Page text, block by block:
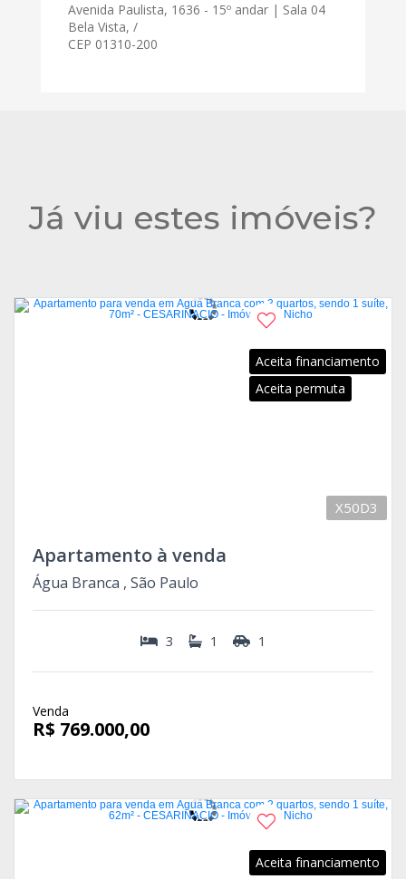
Avenida Paulista, 1636 - 15º andar | Sala 04
Bela Vista, /
CEP 01310-200
Já viu estes imóveis?
Aceita financiamento
Aceita permuta
X50D3
Apartamento à venda
Água Branca , São Paulo
3 1 1
Venda
R$ 769.000,00
Aceita financiamento